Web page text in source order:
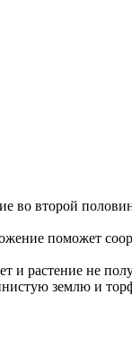
во второй
поможет
растение не
землю и